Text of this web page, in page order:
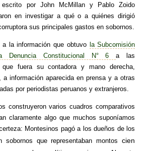
por John McMillan y Pablo Zoido
en investigar a qué o a quiénes dirigió
sus principales gastos en sobornos.
a la información que obtuvo la Subcomisión
Denuncia Constitucional N° 6a las
fuera su contadora y mano derecha,
, a información aparecida en prensa y a otras
por periodistas peruanos y extranjeros.
construyeron varios cuadros comparativos
claramente algo que muchos suponíamos
Montesinos pagó a los dueños de los
sobornos que representaban montoscien